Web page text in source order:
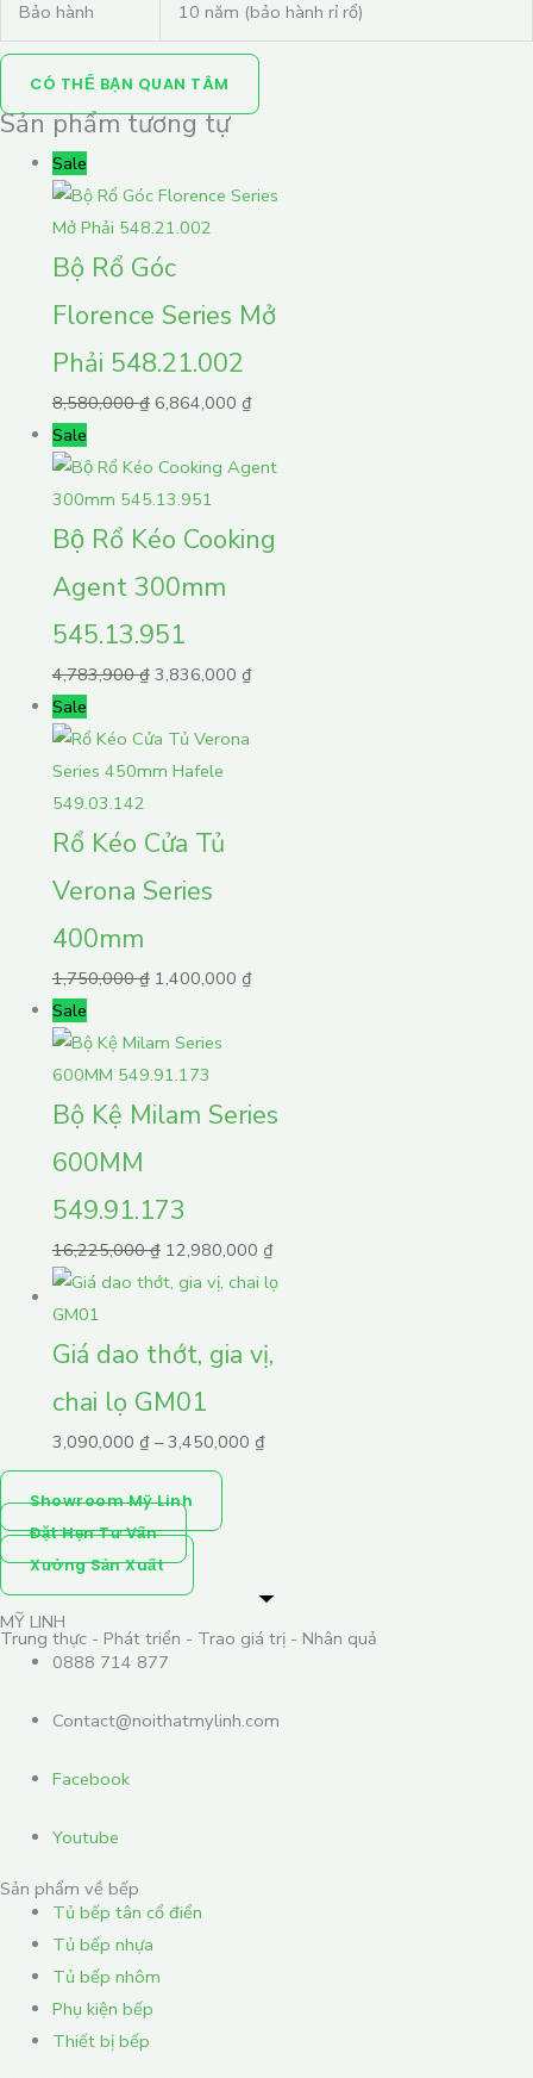
Bảo hành 10 năm (bảo hành rỉ rổ)
CÓ THỂ BẠN QUAN TÂM
Sản phẩm tương tự
Sale
Bộ Rổ Góc
Florence Series Mở
Phải 548.21.002
8,580,000₫ 6,864,000 ₫
Sale
Bộ Rổ Kéo Cooking
Agent 300mm
545.13.951
4,783,900₫ 3,836,000 ₫
Sale
Rổ Kéo Cửa Tủ
Verona Series
400mm
1,750,000₫ 1,400,000 ₫
Sale
Bộ Kệ Milam Series
600MM
549.91.173
16,225,000₫ 12,980,000 ₫
Giá dao thớt, gia vị,
chai lọ GM01
3,090,000 ₫ – 3,450,000 ₫
Showroom Mỹ Linh
Đặt Hẹn Tư Vấn
Xưởng Sản Xuất
MỸ LINH
Trung thực - Phát triển - Trao giá trị - Nhân quả
0888 714 877
Contact@noithatmylinh.com
Facebook
Youtube
Sản phẩm về bếp
Tủ bếp tân cổ điển
Tủ bếp nhựa
Tủ bếp nhôm
Phụ kiện bếp
Thiết bị bếp